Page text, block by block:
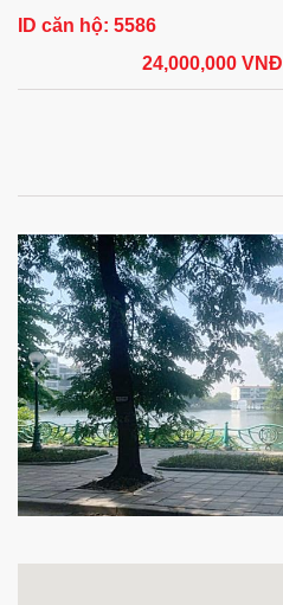
ID căn hộ: 5586
24,000,000 VNĐ